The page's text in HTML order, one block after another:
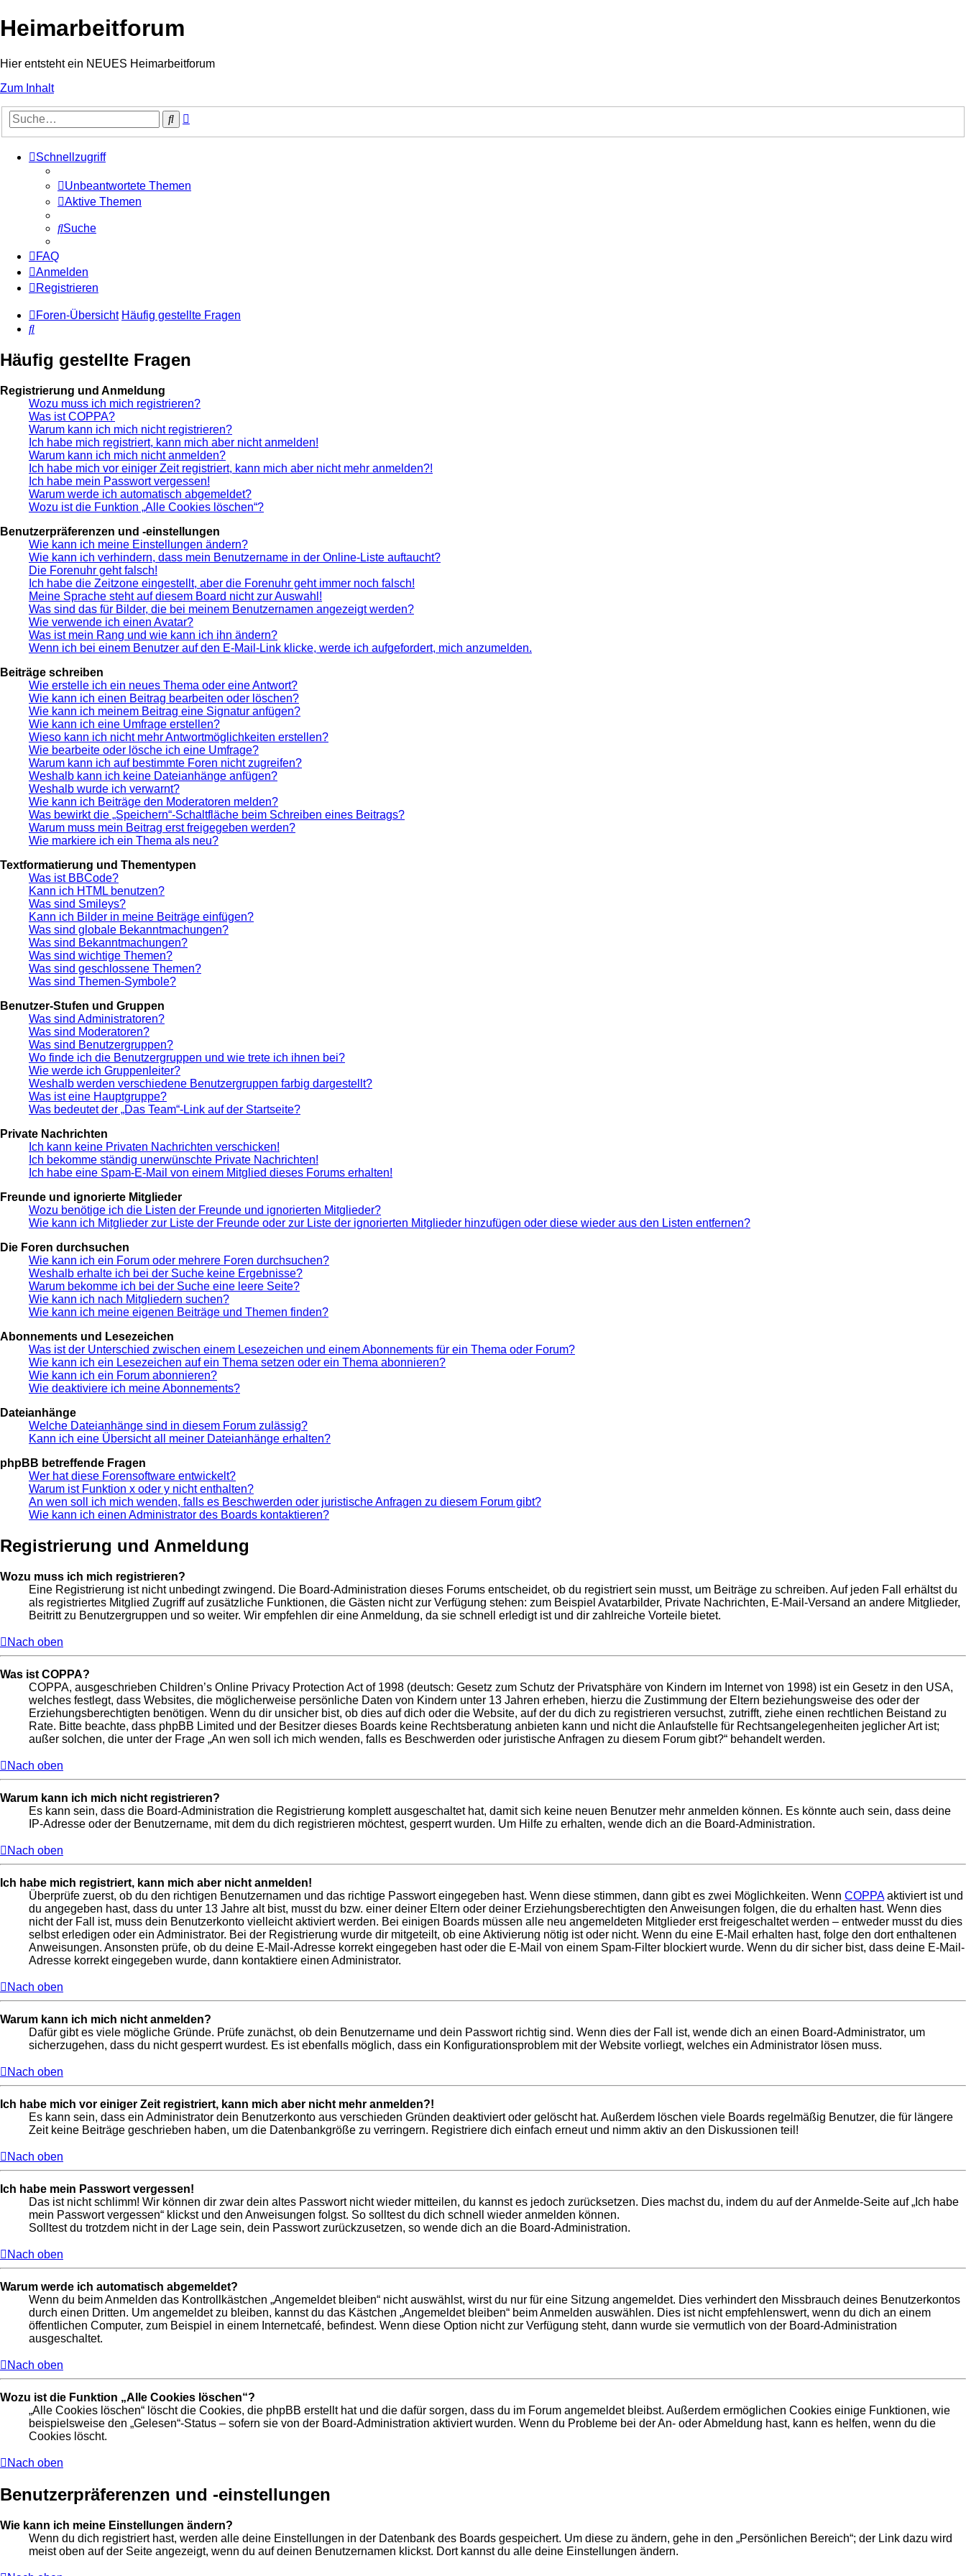
Heimarbeitforum
Hier entsteht ein NEUES Heimarbeitforum
Zum Inhalt
Suche
Schnellzugriff
Unbeantwortete Themen
Aktive Themen
Suche
FAQ
Anmelden
Registrieren
Foren-Übersicht Häufig gestellte Fragen
Suche
Häufig gestellte Fragen
Registrierung und Anmeldung
Wozu muss ich mich registrieren?
Was ist COPPA?
Warum kann ich mich nicht registrieren?
Ich habe mich registriert, kann mich aber nicht anmelden!
Warum kann ich mich nicht anmelden?
Ich habe mich vor einiger Zeit registriert, kann mich aber nicht mehr anmelden?!
Ich habe mein Passwort vergessen!
Warum werde ich automatisch abgemeldet?
Wozu ist die Funktion „Alle Cookies löschen“?
Benutzerpräferenzen und -einstellungen
Wie kann ich meine Einstellungen ändern?
Wie kann ich verhindern, dass mein Benutzername in der Online-Liste auftaucht?
Die Forenuhr geht falsch!
Ich habe die Zeitzone eingestellt, aber die Forenuhr geht immer noch falsch!
Meine Sprache steht auf diesem Board nicht zur Auswahl!
Was sind das für Bilder, die bei meinem Benutzernamen angezeigt werden?
Wie verwende ich einen Avatar?
Was ist mein Rang und wie kann ich ihn ändern?
Wenn ich bei einem Benutzer auf den E-Mail-Link klicke, werde ich aufgefordert, mich anzumelden.
Beiträge schreiben
Wie erstelle ich ein neues Thema oder eine Antwort?
Wie kann ich einen Beitrag bearbeiten oder löschen?
Wie kann ich meinem Beitrag eine Signatur anfügen?
Wie kann ich eine Umfrage erstellen?
Wieso kann ich nicht mehr Antwortmöglichkeiten erstellen?
Wie bearbeite oder lösche ich eine Umfrage?
Warum kann ich auf bestimmte Foren nicht zugreifen?
Weshalb kann ich keine Dateianhänge anfügen?
Weshalb wurde ich verwarnt?
Wie kann ich Beiträge den Moderatoren melden?
Was bewirkt die „Speichern“-Schaltfläche beim Schreiben eines Beitrags?
Warum muss mein Beitrag erst freigegeben werden?
Wie markiere ich ein Thema als neu?
Textformatierung und Thementypen
Was ist BBCode?
Kann ich HTML benutzen?
Was sind Smileys?
Kann ich Bilder in meine Beiträge einfügen?
Was sind globale Bekanntmachungen?
Was sind Bekanntmachungen?
Was sind wichtige Themen?
Was sind geschlossene Themen?
Was sind Themen-Symbole?
Benutzer-Stufen und Gruppen
Was sind Administratoren?
Was sind Moderatoren?
Was sind Benutzergruppen?
Wo finde ich die Benutzergruppen und wie trete ich ihnen bei?
Wie werde ich Gruppenleiter?
Weshalb werden verschiedene Benutzergruppen farbig dargestellt?
Was ist eine Hauptgruppe?
Was bedeutet der „Das Team“-Link auf der Startseite?
Private Nachrichten
Ich kann keine Privaten Nachrichten verschicken!
Ich bekomme ständig unerwünschte Private Nachrichten!
Ich habe eine Spam-E-Mail von einem Mitglied dieses Forums erhalten!
Freunde und ignorierte Mitglieder
Wozu benötige ich die Listen der Freunde und ignorierten Mitglieder?
Wie kann ich Mitglieder zur Liste der Freunde oder zur Liste der ignorierten Mitglieder hinzufügen oder diese wieder aus den Listen entfernen?
Die Foren durchsuchen
Wie kann ich ein Forum oder mehrere Foren durchsuchen?
Weshalb erhalte ich bei der Suche keine Ergebnisse?
Warum bekomme ich bei der Suche eine leere Seite?
Wie kann ich nach Mitgliedern suchen?
Wie kann ich meine eigenen Beiträge und Themen finden?
Abonnements und Lesezeichen
Was ist der Unterschied zwischen einem Lesezeichen und einem Abonnements für ein Thema oder Forum?
Wie kann ich ein Lesezeichen auf ein Thema setzen oder ein Thema abonnieren?
Wie kann ich ein Forum abonnieren?
Wie deaktiviere ich meine Abonnements?
Dateianhänge
Welche Dateianhänge sind in diesem Forum zulässig?
Kann ich eine Übersicht all meiner Dateianhänge erhalten?
phpBB betreffende Fragen
Wer hat diese Forensoftware entwickelt?
Warum ist Funktion x oder y nicht enthalten?
An wen soll ich mich wenden, falls es Beschwerden oder juristische Anfragen zu diesem Forum gibt?
Wie kann ich einen Administrator des Boards kontaktieren?
Registrierung und Anmeldung
Wozu muss ich mich registrieren?
Eine Registrierung ist nicht unbedingt zwingend. Die Board-Administration dieses Forums entscheidet, ob du registriert sein musst, um Beiträge zu schreiben. Auf jeden Fall erhältst du
als registriertes Mitglied Zugriff auf zusätzliche Funktionen, die Gästen nicht zur Verfügung stehen: zum Beispiel Avatarbilder, Private Nachrichten, E-Mail-Versand an andere Mitglieder,
Beitritt zu Benutzergruppen und so weiter. Wir empfehlen dir eine Anmeldung, da sie schnell erledigt ist und dir zahlreiche Vorteile bietet.
Nach oben
Was ist COPPA?
COPPA, ausgeschrieben Children’s Online Privacy Protection Act of 1998 (deutsch: Gesetz zum Schutz der Privatsphäre von Kindern im Internet von 1998) ist ein Gesetz in den USA,
welches festlegt, dass Websites, die möglicherweise persönliche Daten von Kindern unter 13 Jahren erheben, hierzu die Zustimmung der Eltern beziehungsweise des oder der
Erziehungsberechtigten benötigen. Wenn du dir unsicher bist, ob dies auf dich oder die Website, auf der du dich zu registrieren versuchst, zutrifft, ziehe einen rechtlichen Beistand zu
Rate. Bitte beachte, dass phpBB Limited und der Besitzer dieses Boards keine Rechtsberatung anbieten kann und nicht die Anlaufstelle für Rechtsangelegenheiten jeglicher Art ist;
außer solchen, die unter der Frage „An wen soll ich mich wenden, falls es Beschwerden oder juristische Anfragen zu diesem Forum gibt?“ behandelt werden.
Nach oben
Warum kann ich mich nicht registrieren?
Es kann sein, dass die Board-Administration die Registrierung komplett ausgeschaltet hat, damit sich keine neuen Benutzer mehr anmelden können. Es könnte auch sein, dass deine
IP-Adresse oder der Benutzername, mit dem du dich registrieren möchtest, gesperrt wurden. Um Hilfe zu erhalten, wende dich an die Board-Administration.
Nach oben
Ich habe mich registriert, kann mich aber nicht anmelden!
Überprüfe zuerst, ob du den richtigen Benutzernamen und das richtige Passwort eingegeben hast. Wenn diese stimmen, dann gibt es zwei Möglichkeiten. Wenn COPPAaktiviert ist und
du angegeben hast, dass du unter 13 Jahre alt bist, musst du bzw. einer deiner Eltern oder deiner Erziehungsberechtigten den Anweisungen folgen, die du erhalten hast. Wenn dies
nicht der Fall ist, muss dein Benutzerkonto vielleicht aktiviert werden. Bei einigen Boards müssen alle neu angemeldeten Mitglieder erst freigeschaltet werden – entweder musst du dies
selbst erledigen oder ein Administrator. Bei der Registrierung wurde dir mitgeteilt, ob eine Aktivierung nötig ist oder nicht. Wenn du eine E-Mail erhalten hast, folge den dort enthaltenen
Anweisungen. Ansonsten prüfe, ob du deine E-Mail-Adresse korrekt eingegeben hast oder die E-Mail von einem Spam-Filter blockiert wurde. Wenn du dir sicher bist, dass deine E-Mail-
Adresse korrekt eingegeben wurde, dann kontaktiere einen Administrator.
Nach oben
Warum kann ich mich nicht anmelden?
Dafür gibt es viele mögliche Gründe. Prüfe zunächst, ob dein Benutzername und dein Passwort richtig sind. Wenn dies der Fall ist, wende dich an einen Board-Administrator, um
sicherzugehen, dass du nicht gesperrt wurdest. Es ist ebenfalls möglich, dass ein Konfigurationsproblem mit der Website vorliegt, welches ein Administrator lösen muss.
Nach oben
Ich habe mich vor einiger Zeit registriert, kann mich aber nicht mehr anmelden?!
Es kann sein, dass ein Administrator dein Benutzerkonto aus verschieden Gründen deaktiviert oder gelöscht hat. Außerdem löschen viele Boards regelmäßig Benutzer, die für längere
Zeit keine Beiträge geschrieben haben, um die Datenbankgröße zu verringern. Registriere dich einfach erneut und nimm aktiv an den Diskussionen teil!
Nach oben
Ich habe mein Passwort vergessen!
Das ist nicht schlimm! Wir können dir zwar dein altes Passwort nicht wieder mitteilen, du kannst es jedoch zurücksetzen. Dies machst du, indem du auf der Anmelde-Seite auf „Ich habe
mein Passwort vergessen“ klickst und den Anweisungen folgst. So solltest du dich schnell wieder anmelden können.
Solltest du trotzdem nicht in der Lage sein, dein Passwort zurückzusetzen, so wende dich an die Board-Administration.
Nach oben
Warum werde ich automatisch abgemeldet?
Wenn du beim Anmelden das Kontrollkästchen „Angemeldet bleiben“ nicht auswählst, wirst du nur für eine Sitzung angemeldet. Dies verhindert den Missbrauch deines Benutzerkontos
durch einen Dritten. Um angemeldet zu bleiben, kannst du das Kästchen „Angemeldet bleiben“ beim Anmelden auswählen. Dies ist nicht empfehlenswert, wenn du dich an einem
öffentlichen Computer, zum Beispiel in einem Internetcafé, befindest. Wenn diese Option nicht zur Verfügung steht, dann wurde sie vermutlich von der Board-Administration
ausgeschaltet.
Nach oben
Wozu ist die Funktion „Alle Cookies löschen“?
„Alle Cookies löschen“ löscht die Cookies, die phpBB erstellt hat und die dafür sorgen, dass du im Forum angemeldet bleibst. Außerdem ermöglichen Cookies einige Funktionen, wie
beispielsweise den „Gelesen“-Status – sofern sie von der Board-Administration aktiviert wurden. Wenn du Probleme bei der An- oder Abmeldung hast, kann es helfen, wenn du die
Cookies löscht.
Nach oben
Benutzerpräferenzen und -einstellungen
Wie kann ich meine Einstellungen ändern?
Wenn du dich registriert hast, werden alle deine Einstellungen in der Datenbank des Boards gespeichert. Um diese zu ändern, gehe in den „Persönlichen Bereich“; der Link dazu wird
meist oben auf der Seite angezeigt, wenn du auf deinen Benutzernamen klickst. Dort kannst du alle deine Einstellungen ändern.